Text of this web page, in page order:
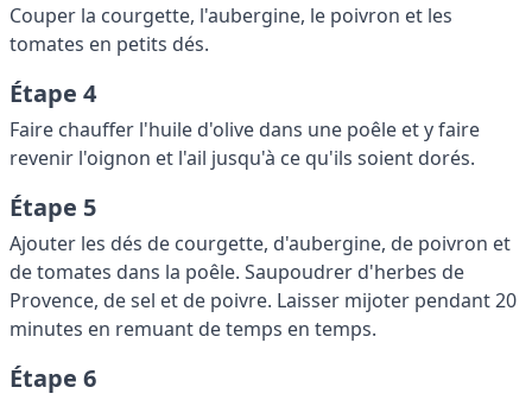
Couper la courgette, l'aubergine, le poivron et les
tomates en petits dés.
Étape 4
Faire chauffer l'huile d'olive dans une poêle et y faire
revenir l'oignon et l'ail jusqu'à ce qu'ils soient dorés.
Étape 5
Ajouter les dés de courgette, d'aubergine, de poivron et
de tomates dans la poêle. Saupoudrer d'herbes de
Provence, de sel et de poivre. Laisser mijoter pendant 20
minutes en remuant de temps en temps.
Étape 6